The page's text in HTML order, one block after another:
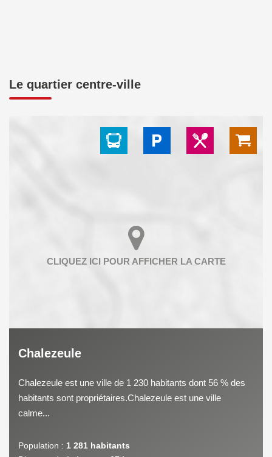
Le quartier centre-ville
Chalezeule
Chalezeule est une ville de 1 230 habitants dont 56 % des
habitants sont propriétaires.Chalezeule est une ville
calme...
Population : 1 281 habitants